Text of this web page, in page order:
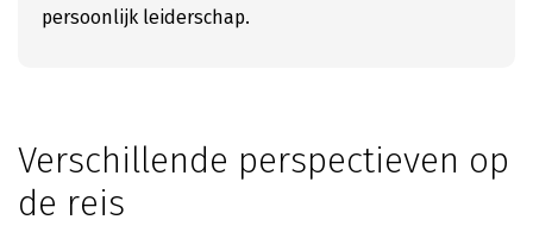
persoonlijk leiderschap.
Verschillende perspectieven op
de reis